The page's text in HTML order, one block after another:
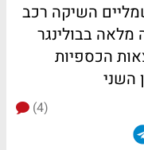
השיקה רכב
בבולינגר
הכספיות
(4)